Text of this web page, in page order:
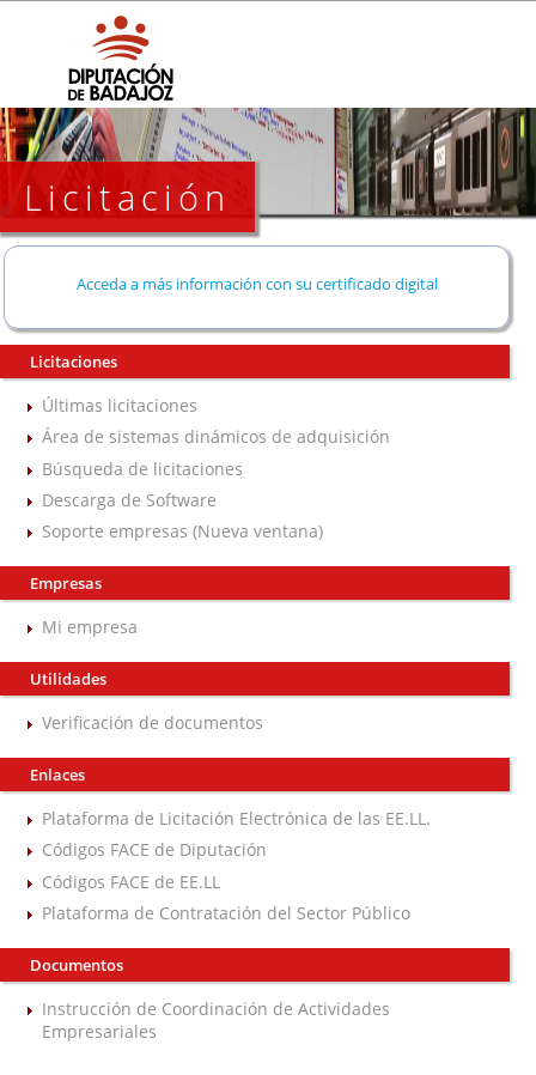
Licitación
Acceda a más información con su certificado digital
Licitaciones
Últimas licitaciones
Área de sistemas dinámicos de adquisición
Búsqueda de licitaciones
Descarga de Software
Soporte empresas (Nueva ventana)
Empresas
Mi empresa
Utilidades
Verificación de documentos
Enlaces
Plataforma de Licitación Electrónica de las EE.LL.
Códigos FACE de Diputación
Códigos FACE de EE.LL
Plataforma de Contratación del Sector Público
Documentos
Instrucción de Coordinación de Actividades
Empresariales